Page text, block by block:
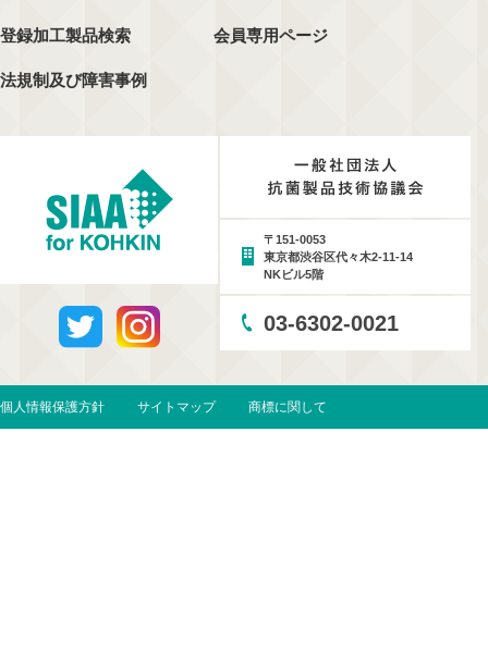
登録加工製品検索
法規制及び障害事例
会員専用ページ
〒151-0053
東京都渋谷区代々木2-11-14
NKビル5階
03-6302-0021
個人情報保護方針 サイトマップ 商標に関して